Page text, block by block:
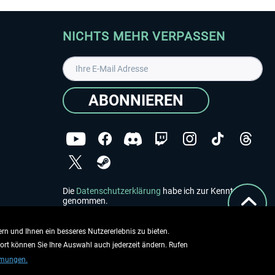
NICHTS MEHR VERPASSEN
ABONNIEREN
Die Datenschutzerklärung habe ich zur Kenntnis
genommen.
und Ihnen ein besseres Nutzererlebnis zu bieten.
können Sie Ihre Auswahl auch jederzeit ändern. Rufen